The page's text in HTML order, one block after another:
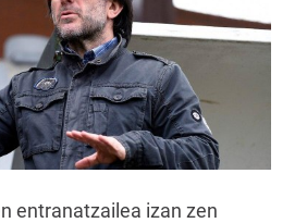
entranatzailea izan zen